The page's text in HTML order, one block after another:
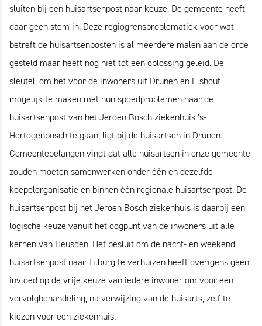
sluiten bij een huisartsenpost naar keuze. De gemeente heeft
daar geen stem in. Deze regiogrensproblematiek voor wat
betreft de huisartsenposten is al meerdere malen aan de orde
gesteld maar heeft nog niet tot een oplossing geleid. De
sleutel, om het voor de inwoners uit Drunen en Elshout
mogelijk te maken met hun spoedproblemen naar de
huisartsenpost van het Jeroen Bosch ziekenhuis ’s-
Hertogenbosch te gaan, ligt bij de huisartsen in Drunen.
Gemeentebelangen vindt dat alle huisartsen in onze gemeente
zouden moeten samenwerken onder één en dezelfde
koepelorganisatie en binnen één regionale huisartsenpost. De
huisartsenpost bij het Jeroen Bosch ziekenhuis is daarbij een
logische keuze vanuit het oogpunt van de inwoners uit alle
kernen van Heusden. Het besluit om de nacht- en weekend
huisartsenpost naar Tilburg te verhuizen heeft overigens geen
invloed op de vrije keuze van iedere inwoner om voor een
vervolgbehandeling, na verwijzing van de huisarts, zelf te
kiezen voor een ziekenhuis.